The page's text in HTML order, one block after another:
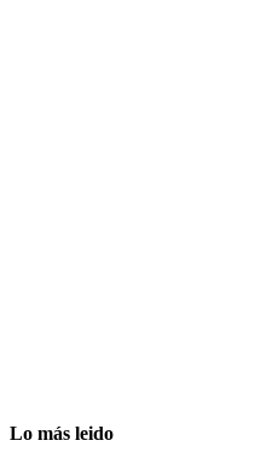
Lo más leido